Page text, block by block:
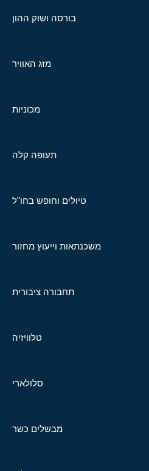
בורסה ושוק ההון
מזג האוויר
מכוניות
תעופה קלה
טיולים וחופש בחו"ל
משכנתאות וייעוץ מחזור
תחבורה ציבורית
טלוויזיה
סלולארי
מבשלים כשר